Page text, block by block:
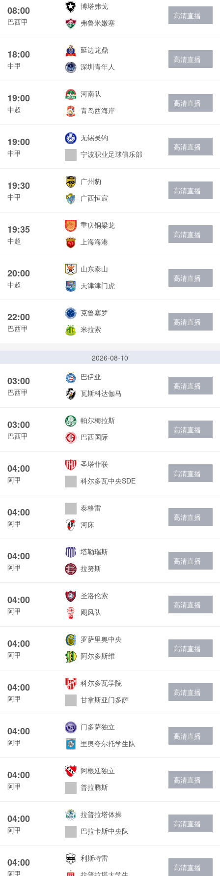
08:00
巴西甲
博塔弗戈
弗鲁米嫩塞
高清直播
18:00
中甲
延边龙鼎
深圳青年人
高清直播
19:00
中超
河南队
青岛西海岸
高清直播
19:00
中甲
无锡吴钩
宁波职业足球俱乐部
高清直播
19:30
中甲
广州豹
广西恒宸
高清直播
19:35
中超
重庆铜梁龙
上海海港
高清直播
20:00
中超
山东泰山
天津津门虎
高清直播
22:00
巴西甲
克鲁塞罗
米拉索
高清直播
2026-08-10
03:00
巴西甲
巴伊亚
瓦斯科达伽马
高清直播
03:00
巴西甲
帕尔梅拉斯
巴西国际
高清直播
04:00
阿甲
圣塔菲联
科尔多瓦中央SDE
高清直播
04:00
阿甲
泰格雷
河床
高清直播
04:00
阿甲
塔勒瑞斯
拉努斯
高清直播
04:00
阿甲
圣洛伦索
飓风队
高清直播
04:00
阿甲
罗萨里奥中央
阿尔多斯维
高清直播
04:00
阿甲
科尔多瓦学院
甘拿斯亚门多萨
高清直播
04:00
阿甲
门多萨独立
里奥夸尔托学生队
高清直播
04:00
阿甲
阿根廷独立
普拉腾斯
高清直播
04:00
阿甲
拉普拉塔体操
巴拉卡斯中央队
高清直播
04:00
阿甲
利斯特雷
高清直播